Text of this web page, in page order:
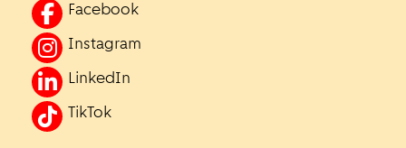
Facebook
Instagram
LinkedIn
TikTok